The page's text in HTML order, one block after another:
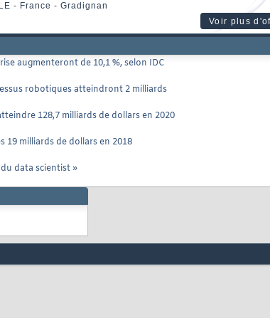
- France - Gradignan
Voir plus
augmenteront de 10,1 %, selon IDC
robotiques atteindront 2 milliards
128,7 milliards de dollars en 2020
19 milliards de dollars en 2018
data scientist »